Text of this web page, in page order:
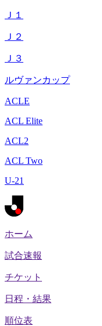
Ｊ１
Ｊ２
Ｊ３
ルヴァンカップ
ACLE
ACL Elite
ACL2
ACL Two
U-21
ホーム
試合速報
チケット
日程・結果
順位表